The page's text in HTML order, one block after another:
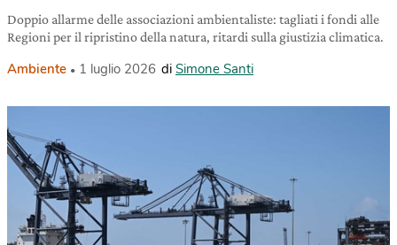
Doppio allarme delle associazioni ambientaliste: tagliati i fondi alle
Regioni per il ripristino della natura, ritardi sulla giustizia climatica.
Ambiente 1 luglio 2026 di Simone Santi